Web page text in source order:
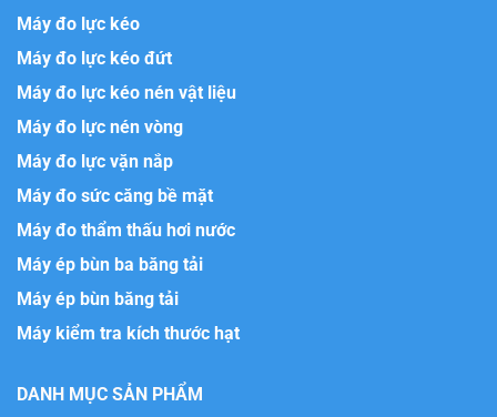
Máy đo lực kéo
Máy đo lực kéo đứt
Máy đo lực kéo nén vật liệu
Máy đo lực nén vòng
Máy đo lực vặn nắp
Máy đo sức căng bề mặt
Máy đo thẩm thấu hơi nước
Máy ép bùn ba băng tải
Máy ép bùn băng tải
Máy kiểm tra kích thước hạt
DANH MỤC SẢN PHẨM